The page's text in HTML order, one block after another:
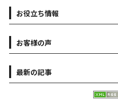
お役立ち情報
お客様の声
最新の記事